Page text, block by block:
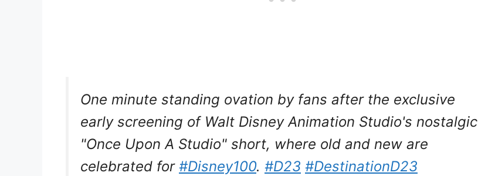
One minute standing ovation by fans after the exclusive
early screening of Walt Disney Animation Studio's nostalgic
"Once Upon A Studio" short, where old and new are
celebrated for #Disney100. #D23 #DestinationD23